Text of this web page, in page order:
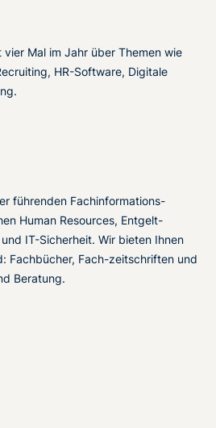
vier Mal im Jahr über Themen wie
HR-Software, Digitale
führenden Fachinformations-
Human Resources, Entgelt-
IT-Sicherheit. Wir bieten Ihnen
Fachbücher, Fach-zeitschriften und
Beratung.